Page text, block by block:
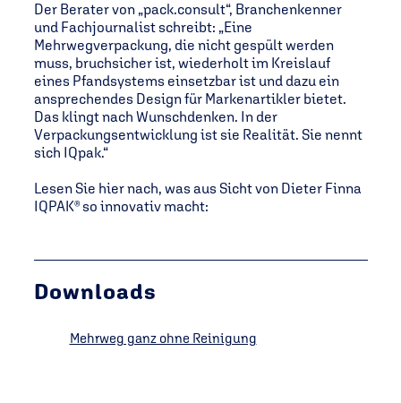
Der Berater von „pack.consult“, Branchenkenner
und Fachjournalist schreibt: „Eine
Mehrwegverpackung, die nicht gespült werden
muss, bruchsicher ist, wiederholt im Kreislauf
eines Pfandsystems einsetzbar ist und dazu ein
ansprechendes Design für Markenartikler bietet.
Das klingt nach Wunschdenken. In der
Verpackungsentwicklung ist sie Realität. Sie nennt
sich IQpak.“
Lesen Sie hier nach, was aus Sicht von Dieter Finna
IQPAK® so innovativ macht:
Downloads
Mehrweg ganz ohne Reinigung